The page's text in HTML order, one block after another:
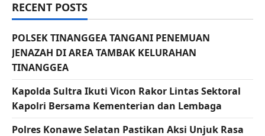
RECENT POSTS
POLSEK TINANGGEA TANGANI PENEMUAN
JENAZAH DI AREA TAMBAK KELURAHAN
TINANGGEA
Kapolda Sultra Ikuti Vicon Rakor Lintas Sektoral
Kapolri Bersama Kementerian dan Lembaga
Polres Konawe Selatan Pastikan Aksi Unjuk Rasa